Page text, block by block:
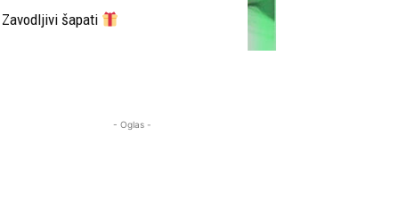
Zavodljivi šapati
- Oglas -